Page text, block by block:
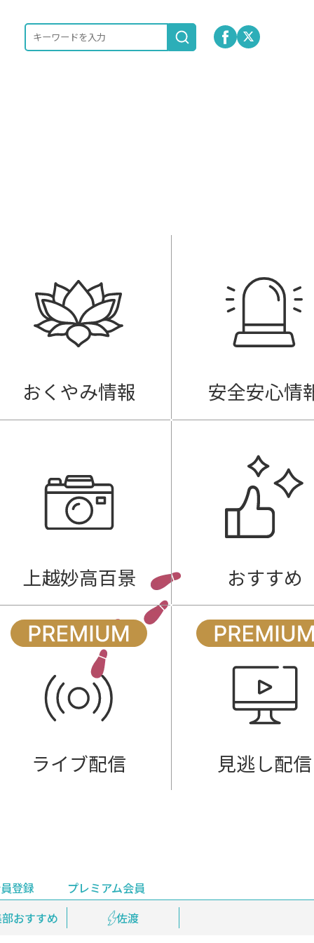
おくやみ情報 安全安心情
上越妙高百景 おすすめ
ライブ配信 見逃し配信
おすすめ 佐渡
鉄道情報
登録
プレミアム会員
員登録